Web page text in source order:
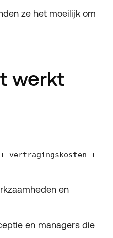
ze het moeilijk om
werkt
vertragingskosten +
en
en managers die